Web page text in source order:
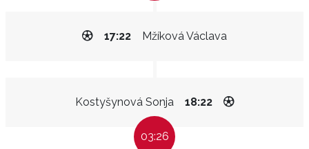
Mžíková Václava
17:22
Kostyšynová Sonja 18:22
03:26